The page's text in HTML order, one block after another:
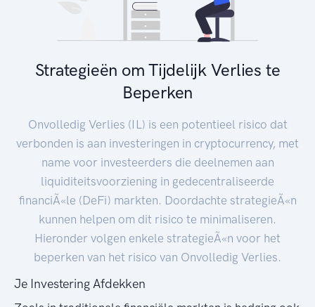
Strategieën om Tijdelijk Verlies te
Beperken
Onvolledig Verlies (IL) is een potentieel risico dat
verbonden is aan investeringen in cryptocurrency, met
name voor investeerders die deelnemen aan
liquiditeitsvoorziening in gedecentraliseerde
financiÃ«le (DeFi) markten. Doordachte strategieÃ«n
kunnen helpen om dit risico te minimaliseren.
Hieronder volgen enkele strategieÃ«n voor het
beperken van het risico van Onvolledig Verlies.
Je Investering Afdekken